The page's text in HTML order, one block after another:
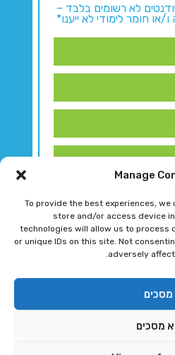
Manage
To provide the best experiences,
store and/or access device
technologies will allow us to process
or unique IDs on this site. Not
adversely
מסכים
מסכים
לא רשומים בלבד –
או חומר לימודי לא ייענו*